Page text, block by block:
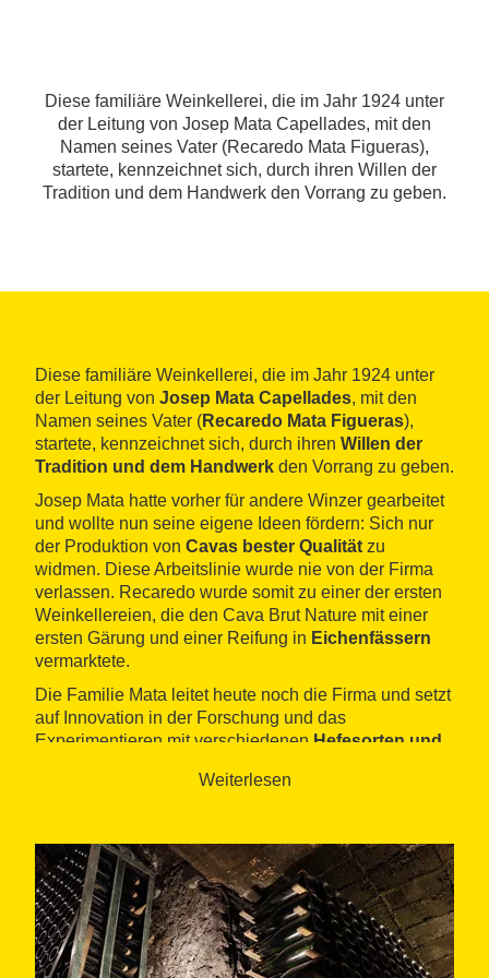
Diese familiäre Weinkellerei, die im Jahr 1924 unter
der Leitung von Josep Mata Capellades, mit den
Namen seines Vater (Recaredo Mata Figueras),
startete, kennzeichnet sich, durch ihren Willen der
Tradition und dem Handwerk den Vorrang zu geben.
Diese familiäre Weinkellerei, die im Jahr 1924 unter
der Leitung von Josep Mata Capellades, mit den
Namen seines Vater (Recaredo Mata Figueras),
startete, kennzeichnet sich, durch ihren Willen der
Tradition und dem Handwerk den Vorrang zu geben.
Josep Mata hatte vorher für andere Winzer gearbeitet
und wollte nun seine eigene Ideen fördern: Sich nur
der Produktion von Cavas bester Qualität zu
widmen. Diese Arbeitslinie wurde nie von der Firma
verlassen. Recaredo wurde somit zu einer der ersten
Weinkellereien, die den Cava Brut Nature mit einer
ersten Gärung und einer Reifung in Eichenfässern
vermarktete.
Die Familie Mata leitet heute noch die Firma und setzt
auf Innovation in der Forschung und das
Experimentieren mit verschiedenen Hefesorten und
wichtiges Element für diese Firma. Die benutzten
In denWeinbergenwerden die Varietäten Xarel·lo,
Macabeo, Parellada, Chardonnay, Pinot Noir und
Monastrell angepflanzt. Zwischen 30 und 40% der
benutzten Weintrauben, stammen von kontrollierten
Weinbergen verschiedener Lieferanten, mit denen sie
Weiterlesen